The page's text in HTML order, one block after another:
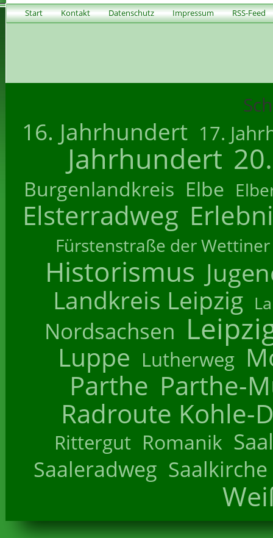
Start Kontakt Datenschutz Impressum RSS-Feed
16. Jahrhundert 17.
Jahrhundert
Burgenlandkreis Elbe
Elsterradweg
Fürstenstraße der Wettiner
Historismus
Landkreis Leipzig
Nordsachsen
Luppe Lutherweg
Parthe Parthe-
Radroute Kohle-
Rittergut Romanik
Saaleradweg Saalkirche